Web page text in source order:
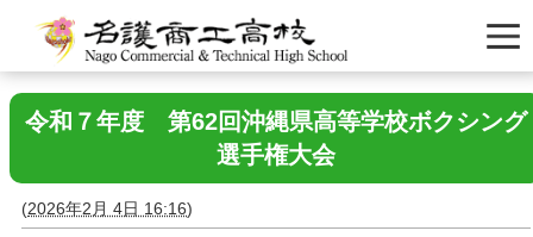
令和７年度 第62回沖縄県高等学校ボクシング
選手権大会
(2026年2月 4日 16:16)